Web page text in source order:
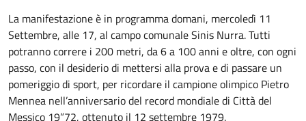
La manifestazione è in programma domani, mercoledì 11
Settembre, alle 17, al campo comunale Sinis Nurra. Tutti
potranno correre i 200 metri, da 6 a 100 anni e oltre, con ogni
passo, con il desiderio di mettersi alla prova e di passare un
pomeriggio di sport, per ricordare il campione olimpico Pietro
Mennea nell’anniversario del record mondiale di Città del
Messico 19”72, ottenuto il 12 settembre 1979.